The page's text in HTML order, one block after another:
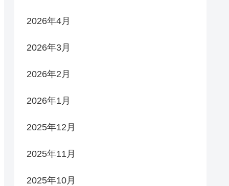
2026年4月
2026年3月
2026年2月
2026年1月
2025年12月
2025年11月
2025年10月